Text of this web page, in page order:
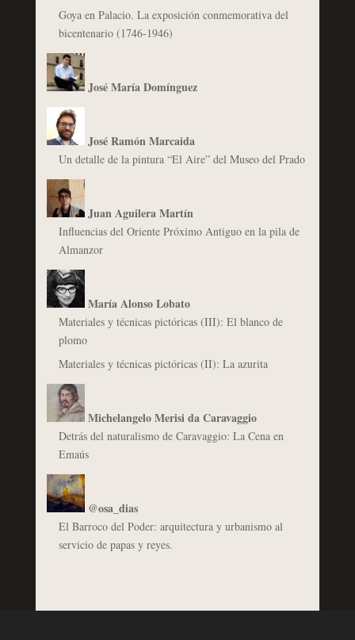
Goya en Palacio. La exposición conmemorativa del
bicentenario (1746-1946)
José María Domínguez
José Ramón Marcaida
Un detalle de la pintura “El Aire” del Museo del Prado
Juan Aguilera Martín
Influencias del Oriente Próximo Antiguo en la pila de
Almanzor
María Alonso Lobato
Materiales y técnicas pictóricas (III): El blanco de
plomo
Materiales y técnicas pictóricas (II): La azurita
Michelangelo Merisi da Caravaggio
Detrás del naturalismo de Caravaggio: La Cena en
Emaús
@osa_dias
El Barroco del Poder: arquitectura y urbanismo al
servicio de papas y reyes.